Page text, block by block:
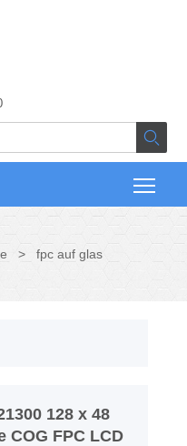

> fpc auf glas
128 x 48
COG FPC LCD